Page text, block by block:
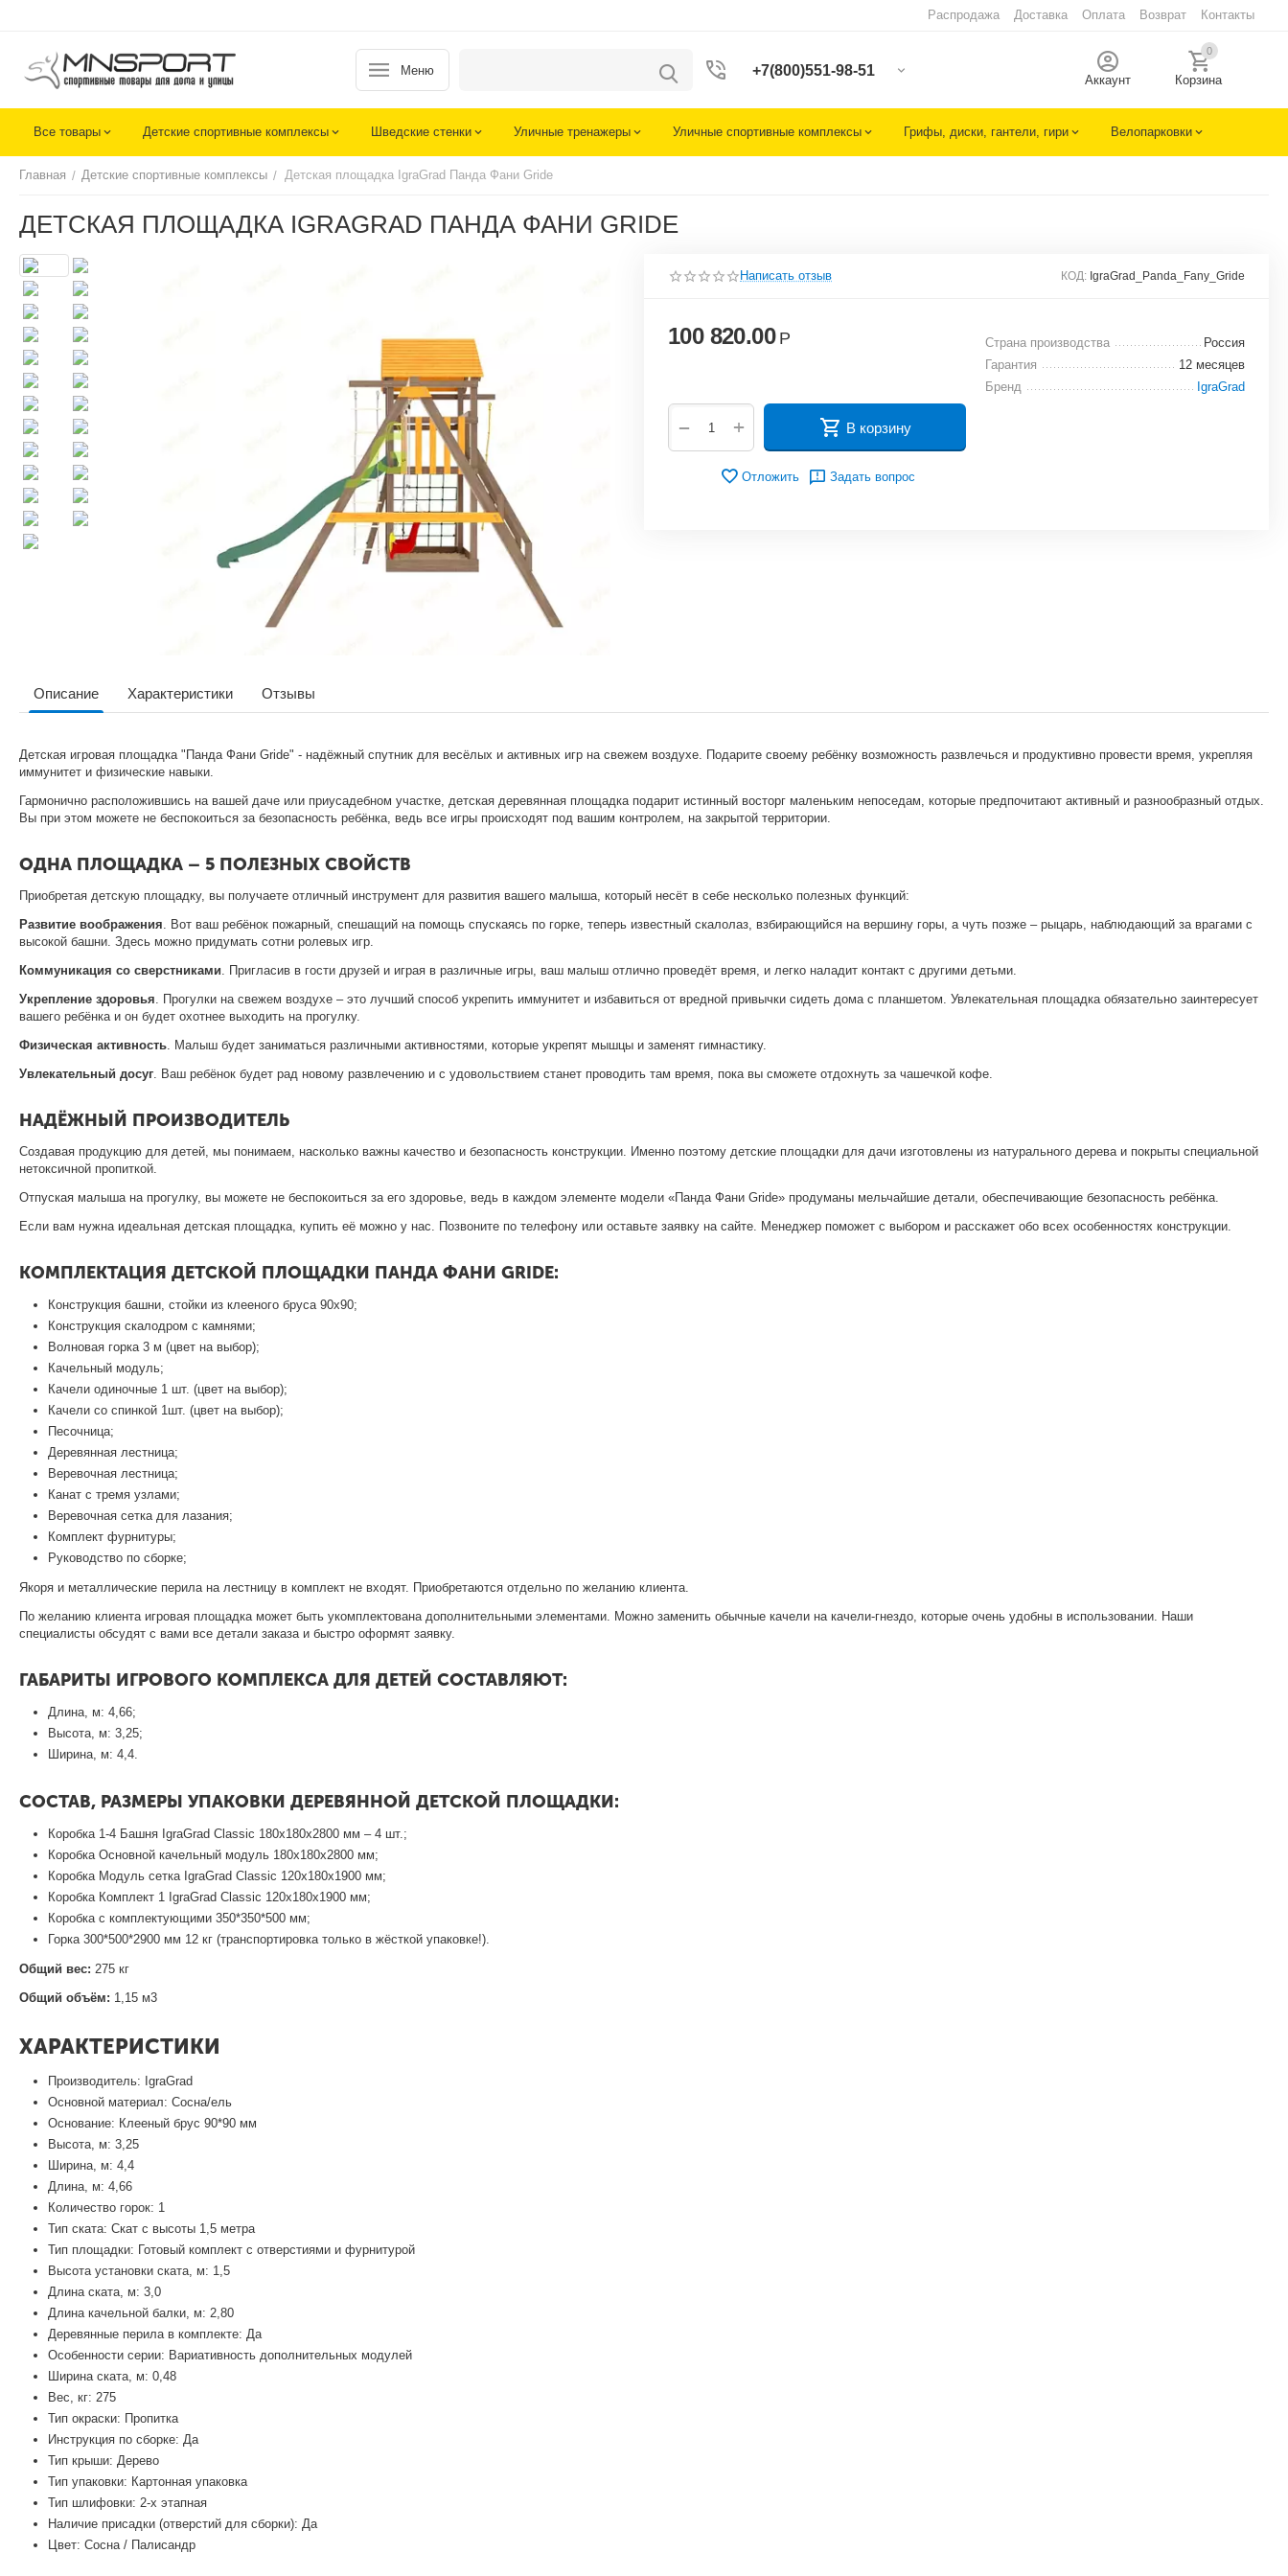
Распродажа Доставка Оплата Возврат Контакты
Меню +7(800)551-98-51
Аккаунт
0
Корзина
Все товары Детские спортивные комплексы Шведские стенки Уличные тренажеры Уличные спортивные комплексы Грифы, диски, гантели, гири Велопарковки
Главная / Детские спортивные комплексы / Детская площадка IgraGrad Панда Фани Gride
ДЕТСКАЯ ПЛОЩАДКА IGRAGRAD ПАНДА ФАНИ GRIDE
Написать отзыв КОД: IgraGrad_Panda_Fany_Gride
100 820.00 Р
+
− В корзину
Отложить Задать вопрос
Страна производства
Россия
Гарантия
12 месяцев
Бренд
IgraGrad
Описание Характеристики Отзывы
Детская игровая площадка "Панда Фани Gride" - надёжный спутник для весёлых и активных игр на свежем воздухе. Подарите своему ребёнку возможность развлечься и продуктивно провести время, укрепляя
иммунитет и физические навыки.
Гармонично расположившись на вашей даче или приусадебном участке, детская деревянная площадка подарит истинный восторг маленьким непоседам, которые предпочитают активный и разнообразный отдых.
Вы при этом можете не беспокоиться за безопасность ребёнка, ведь все игры происходят под вашим контролем, на закрытой территории.
ОДНА ПЛОЩАДКА – 5 ПОЛЕЗНЫХ СВОЙСТВ
Приобретая детскую площадку, вы получаете отличный инструмент для развития вашего малыша, который несёт в себе несколько полезных функций:
Развитие воображения . Вот ваш ребёнок пожарный, спешащий на помощь спускаясь по горке, теперь известный скалолаз, взбирающийся на вершину горы, а чуть позже – рыцарь, наблюдающий за врагами с
высокой башни. Здесь можно придумать сотни ролевых игр.
Коммуникация со сверстниками . Пригласив в гости друзей и играя в различные игры, ваш малыш отлично проведёт время, и легко наладит контакт с другими детьми.
Укрепление здоровья . Прогулки на свежем воздухе – это лучший способ укрепить иммунитет и избавиться от вредной привычки сидеть дома с планшетом. Увлекательная площадка обязательно заинтересует
вашего ребёнка и он будет охотнее выходить на прогулку.
Физическая активность . Малыш будет заниматься различными активностями, которые укрепят мышцы и заменят гимнастику.
Увлекательный досуг . Ваш ребёнок будет рад новому развлечению и с удовольствием станет проводить там время, пока вы сможете отдохнуть за чашечкой кофе.
НАДЁЖНЫЙ ПРОИЗВОДИТЕЛЬ
Создавая продукцию для детей, мы понимаем, насколько важны качество и безопасность конструкции. Именно поэтому детские площадки для дачи изготовлены из натурального дерева и покрыты специальной
нетоксичной пропиткой.
Отпуская малыша на прогулку, вы можете не беспокоиться за его здоровье, ведь в каждом элементе модели «Панда Фани Gride» продуманы мельчайшие детали, обеспечивающие безопасность ребёнка.
Если вам нужна идеальная детская площадка, купить её можно у нас. Позвоните по телефону или оставьте заявку на сайте. Менеджер поможет с выбором и расскажет обо всех особенностях конструкции.
КОМПЛЕКТАЦИЯ ДЕТСКОЙ ПЛОЩАДКИ ПАНДА ФАНИ GRIDE:
Конструкция башни, стойки из клееного бруса 90х90;
Конструкция скалодром с камнями;
Волновая горка 3 м (цвет на выбор);
Качельный модуль;
Качели одиночные 1 шт. (цвет на выбор);
Качели со спинкой 1шт. (цвет на выбор);
Песочница;
Деревянная лестница;
Веревочная лестница;
Канат с тремя узлами;
Веревочная сетка для лазания;
Комплект фурнитуры;
Руководство по сборке;
Якоря и металлические перила на лестницу в комплект не входят. Приобретаются отдельно по желанию клиента.
По желанию клиента игровая площадка может быть укомплектована дополнительными элементами. Можно заменить обычные качели на качели-гнездо, которые очень удобны в использовании. Наши
специалисты обсудят с вами все детали заказа и быстро оформят заявку.
ГАБАРИТЫ ИГРОВОГО КОМПЛЕКСА ДЛЯ ДЕТЕЙ СОСТАВЛЯЮТ:
Длина, м: 4,66;
Высота, м: 3,25;
Ширина, м: 4,4.
СОСТАВ, РАЗМЕРЫ УПАКОВКИ ДЕРЕВЯННОЙ ДЕТСКОЙ ПЛОЩАДКИ:
Коробка 1-4 Башня IgraGrad Classic 180х180х2800 мм – 4 шт.;
Коробка Основной качельный модуль 180х180х2800 мм;
Коробка Модуль сетка IgraGrad Classic 120х180х1900 мм;
Коробка Комплект 1 IgraGrad Classic 120х180х1900 мм;
Коробка с комплектующими 350*350*500 мм;
Горка 300*500*2900 мм 12 кг (транспортировка только в жёсткой упаковке!).
Общий вес: 275 кг
Общий объём: 1,15 м3
ХАРАКТЕРИСТИКИ
Производитель: IgraGrad
Основной материал: Сосна/ель
Основание: Клееный брус 90*90 мм
Высота, м: 3,25
Ширина, м: 4,4
Длина, м: 4,66
Количество горок: 1
Тип ската: Скат с высоты 1,5 метра
Тип площадки: Готовый комплект с отверстиями и фурнитурой
Высота установки ската, м: 1,5
Длина ската, м: 3,0
Длина качельной балки, м: 2,80
Деревянные перила в комплекте: Да
Особенности серии: Вариативность дополнительных модулей
Ширина ската, м: 0,48
Вес, кг: 275
Тип окраски: Пропитка
Инструкция по сборке: Да
Тип крыши: Дерево
Тип упаковки: Картонная упаковка
Тип шлифовки: 2-х этапная
Наличие присадки (отверстий для сборки): Да
Цвет: Сосна / Палисандр